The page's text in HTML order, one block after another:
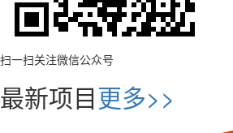
扫一扫关注微信公众号
最新项目更多>>